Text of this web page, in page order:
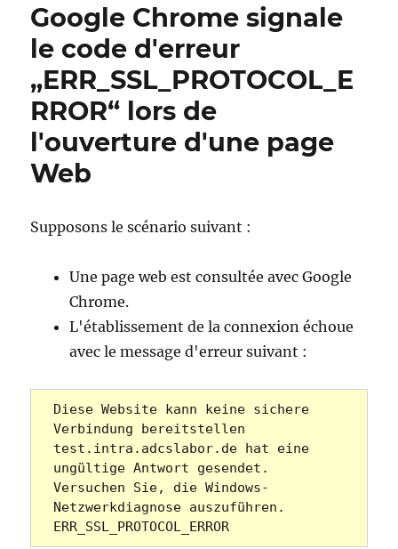
Google Chrome signale
le code d'erreur
„ERR_SSL_PROTOCOL_E
RROR“ lors de
l'ouverture d'une page
Web
Supposons le scénario suivant :
Une page web est consultée avec Google
Chrome.
L'établissement de la connexion échoue
avec le message d'erreur suivant :
Diese Website kann keine sichere
Verbindung bereitstellen
test.intra.adcslabor.de hat eine
ungültige Antwort gesendet.
Versuchen Sie, die Windows-
Netzwerkdiagnose auszuführen.
ERR_SSL_PROTOCOL_ERROR